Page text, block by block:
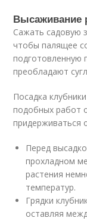
Высаживание
Сажать садовую
чтобы палящее
подготовленную
преобладают
Посадка
подобных работ
придерживаться
Перед
прохладном
растения
температур.
Грядки
оставляя